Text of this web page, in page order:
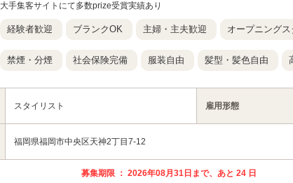
大手集客サイトにて多数prize受賞実績あり
経験者歓迎 ブランクOK 主婦・主夫歓迎 オープニングス
禁煙・分煙 社会保険完備 服装自由 髪型・髪色自由
スタイリスト 雇用形態
福岡県福岡市中央区天神2丁目7-12
募集期限 ： 2026年08月31日まで、あと 24 日